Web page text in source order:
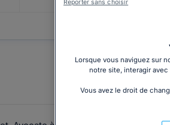
Lorsque vous naviguez sur
notre site, interagir
Vous avez le droit de
Reporter sans choisir